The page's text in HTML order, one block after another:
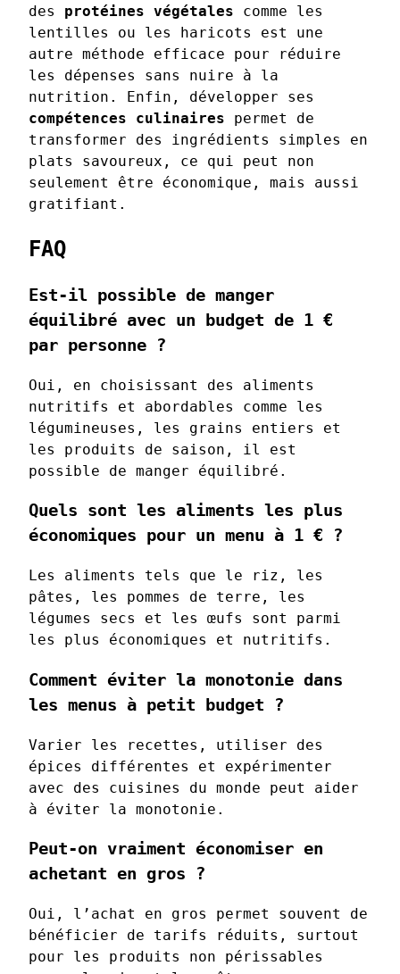
des protéines végétales comme les
lentilles ou les haricots est une
autre méthode efficace pour réduire
les dépenses sans nuire à la
nutrition. Enfin, développer ses
compétences culinaires permet de
transformer des ingrédients simples en
plats savoureux, ce qui peut non
seulement être économique, mais aussi
gratifiant.
FAQ
Est-il possible de manger
équilibré avec un budget de 1 €
par personne ?
Oui, en choisissant des aliments
nutritifs et abordables comme les
légumineuses, les grains entiers et
les produits de saison, il est
possible de manger équilibré.
Quels sont les aliments les plus
économiques pour un menu à 1 € ?
Les aliments tels que le riz, les
pâtes, les pommes de terre, les
légumes secs et les œufs sont parmi
les plus économiques et nutritifs.
Comment éviter la monotonie dans
les menus à petit budget ?
Varier les recettes, utiliser des
épices différentes et expérimenter
avec des cuisines du monde peut aider
à éviter la monotonie.
Peut-on vraiment économiser en
achetant en gros ?
Oui, l’achat en gros permet souvent de
bénéficier de tarifs réduits, surtout
pour les produits non périssables